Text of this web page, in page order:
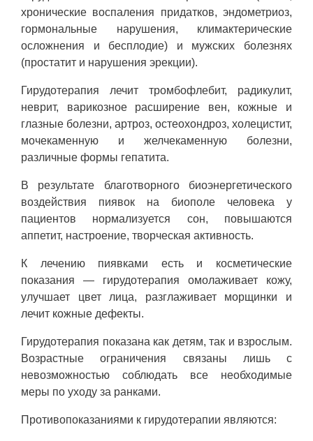
хронические воспаления придатков, эндометриоз,
гормональные нарушения, климактерические
осложнения и бесплодие) и мужских болезнях
(простатит и нарушения эрекции).
Гирудотерапия лечит тромбофлебит, радикулит,
неврит, варикозное расширение вен, кожные и
глазные болезни, артроз, остеохондроз, холецистит,
мочекаменную и желчекаменную болезни,
различные формы гепатита.
В результате благотворного биоэнергетического
воздействия пиявок на биополе человека у
пациентов нормализуется сон, повышаются
аппетит, настроение, творческая активность.
К лечению пиявками есть и косметические
показания — гирудотерапия омолаживает кожу,
улучшает цвет лица, разглаживает морщинки и
лечит кожные дефекты.
Гирудотерапия показана как детям, так и взрослым.
Возрастные ограничения связаны лишь с
невозможностью соблюдать все необходимые
меры по уходу за ранками.
Противопоказаниями к гирудотерапии являются: